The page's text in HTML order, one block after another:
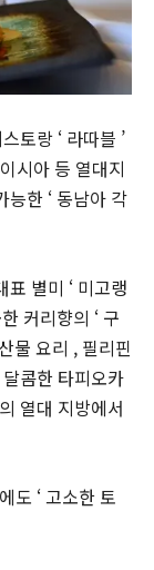
토랑 ‘ 라따블 ’
시아 등 열대지
한 ‘ 동남아 각
별미 ‘ 미고랭
커리향의 ‘ 구
물 요리 , 필리핀
달콤한 타피오카
열대 지방에서
도 ‘ 고소한 토